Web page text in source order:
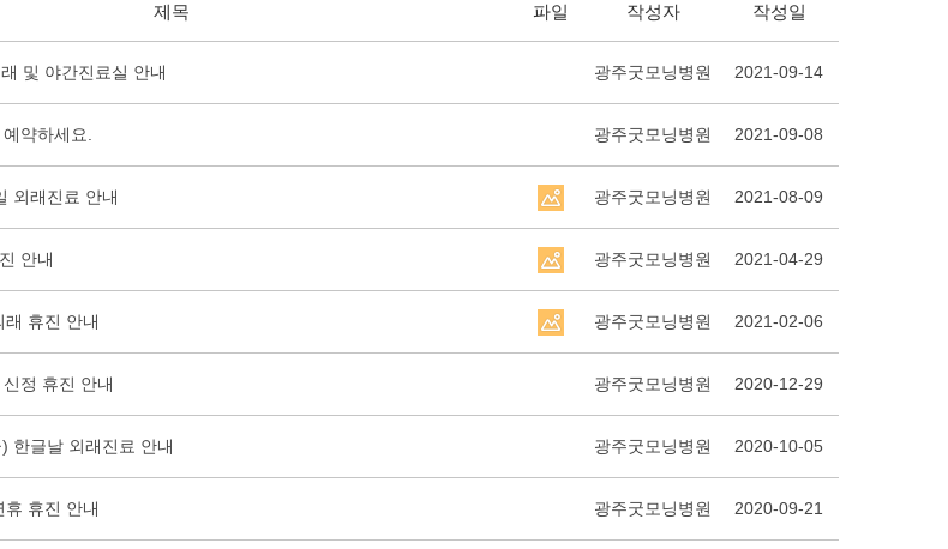
제목 파일 작성자 작성일
및 야간진료실 안내 광주굿모닝병원 2021-09-14
약하세요. 광주굿모닝병원 2021-09-08
외래진료 안내 광주굿모닝병원 2021-08-09
안내 광주굿모닝병원 2021-04-29
휴진 안내 광주굿모닝병원 2021-02-06
정 휴진 안내 광주굿모닝병원 2020-12-29
한글날 외래진료 안내 광주굿모닝병원 2020-10-05
휴진 안내 광주굿모닝병원 2020-09-21